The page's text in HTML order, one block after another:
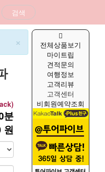
검색
×
분
원
전체상품보기
마이트립
견적문의
여행정보
고객리뷰
고객센터
비회원예약조회